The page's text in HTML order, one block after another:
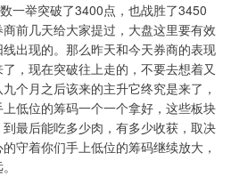
一举突破了3400点，也战胜了3450
前几天给大家提过，大盘这里要有效
出现的。那么昨天和今天券商的表现
，现在突破往上走的，不要去想着又
个月之后该来的主升它终究是来了，
低位的筹码一个一个拿好，这些板块
最后能吃多少肉，有多少收获，取决
守着你们手上低位的筹码继续放大，